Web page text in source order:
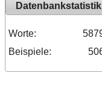
Datenbankstatistik
Worte:
Beispiele: